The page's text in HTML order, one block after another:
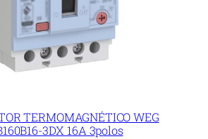
TERMOMAGNÉTICO WEG
3DX 16A 3polos